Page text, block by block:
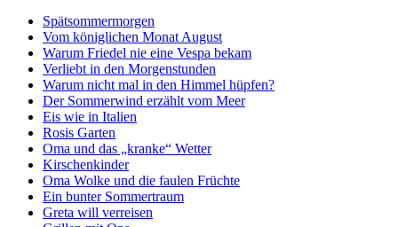
Spätsommermorgen
Vom königlichen Monat August
Warum Friedel nie eine Vespa bekam
Verliebt in den Morgenstunden
Warum nicht mal in den Himmel hüpfen?
Der Sommerwind erzählt vom Meer
Eis wie in Italien
Rosis Garten
Oma und das „kranke“ Wetter
Kirschenkinder
Oma Wolke und die faulen Früchte
Ein bunter Sommertraum
Greta will verreisen